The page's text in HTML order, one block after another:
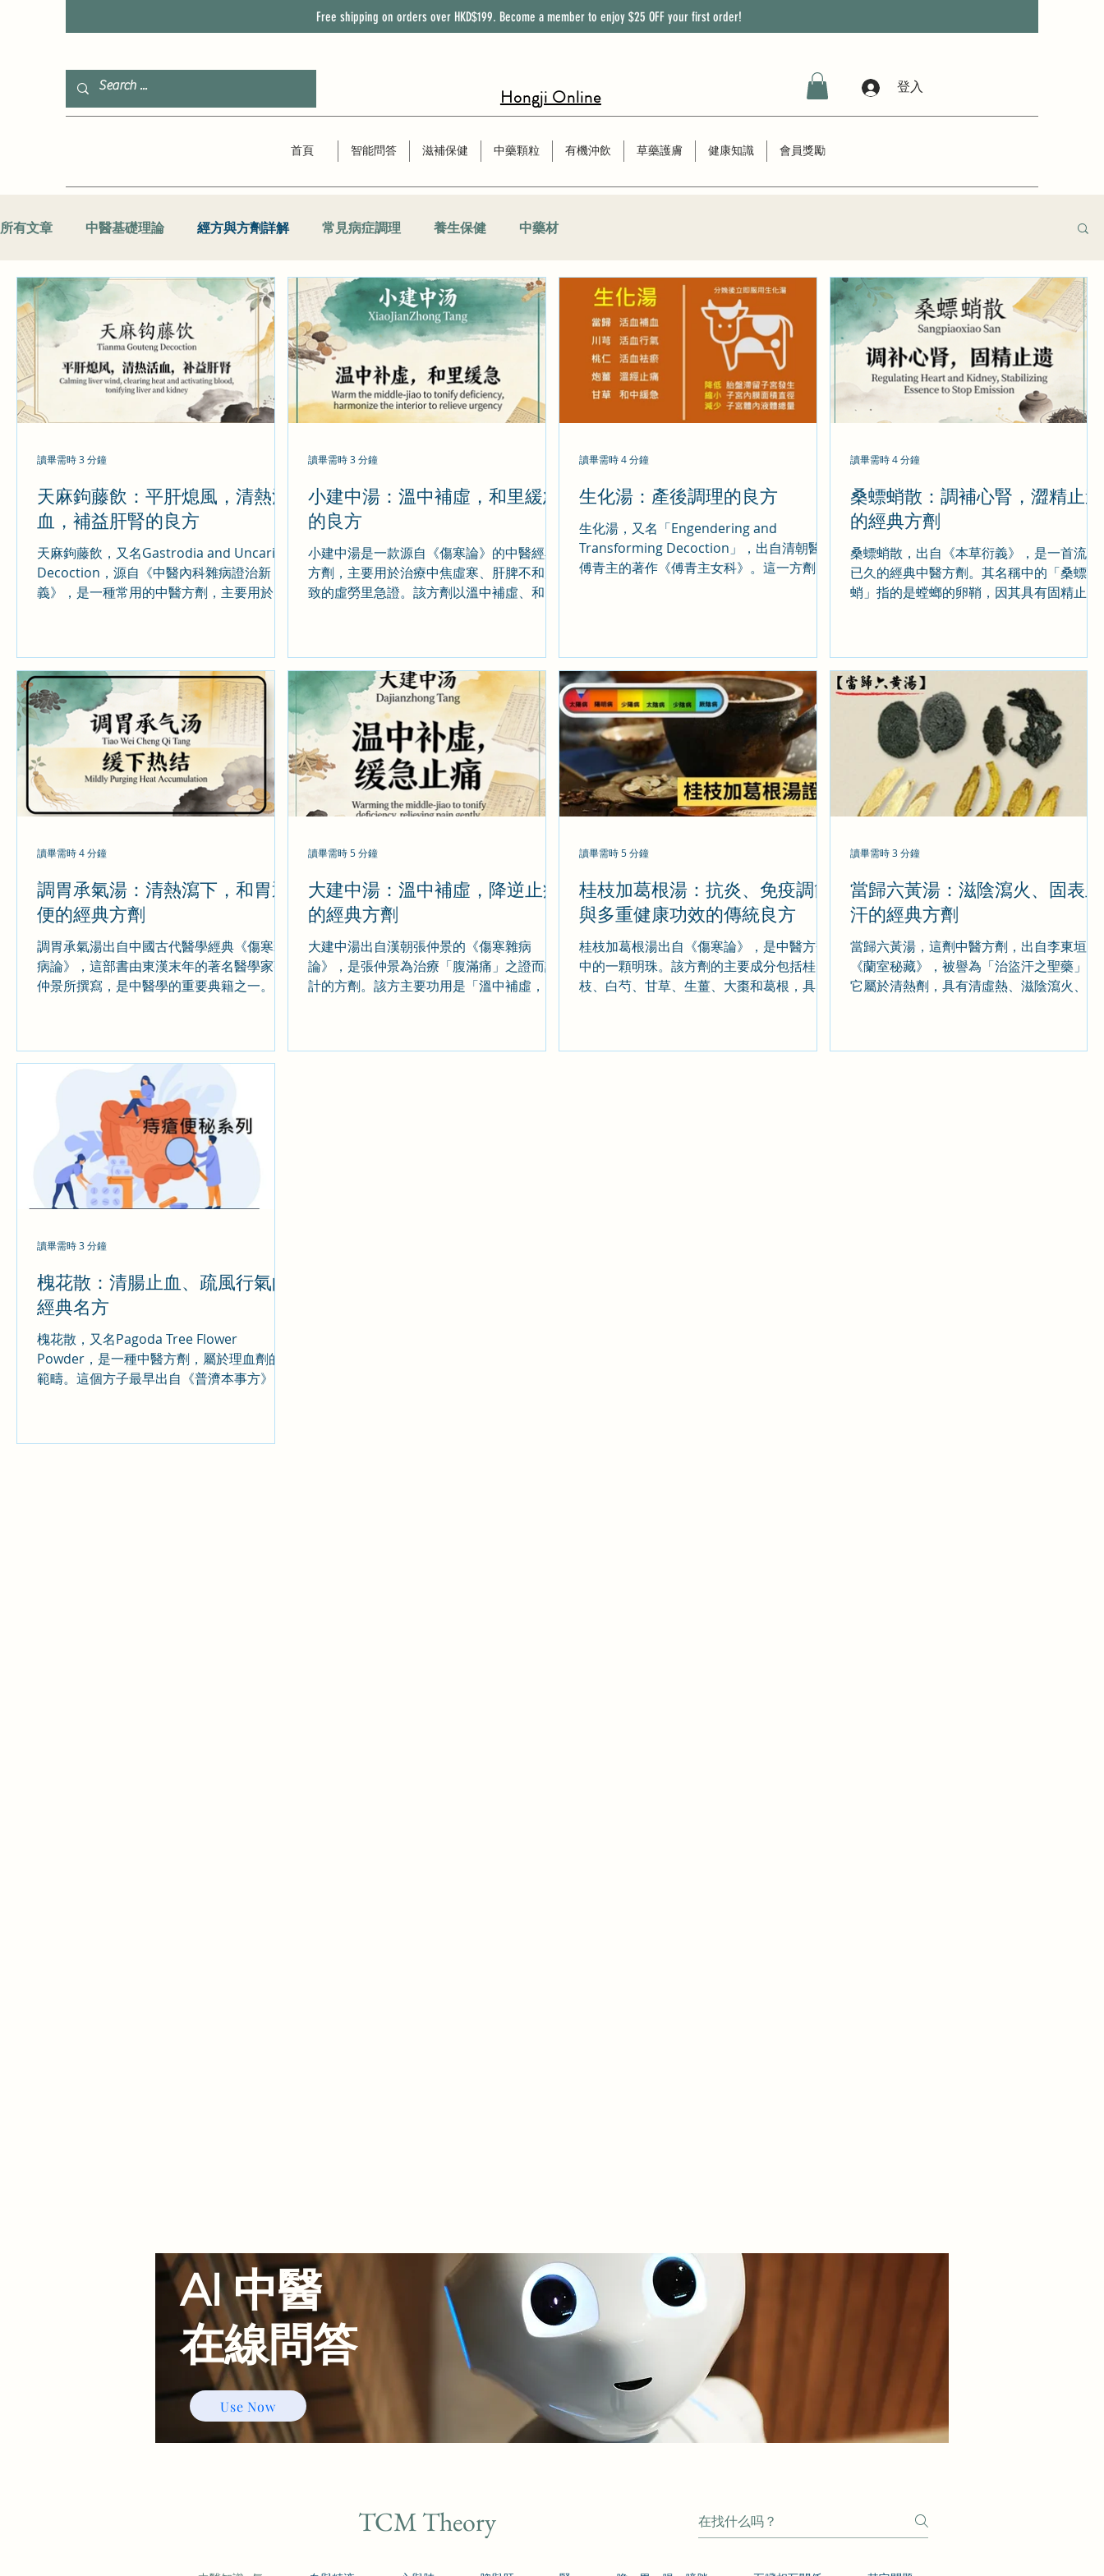
Free shipping on orders over HKD$199. Become a member to enjoy $25 OFF your first order!
Hongji Online 登入
首頁 智能問答 滋補保健 中藥顆粒 有機沖飲 草藥護膚 健康知識 會員獎勵
所有文章 中醫基礎理論 經方與方劑詳解 常見病症調理 養生保健 中藥材
天麻鉤藤飲：平肝熄風，清熱活
血，補益肝腎的良方
天麻鉤藤飲，又名Gastrodia and Uncaria
Decoction，源自《中醫內科雜病證治新
義》，是一種常用的中醫方劑，主要用於治
熄風、清熱活血、補益肝
讀畢需時 3 分鐘
小建中湯：溫中補虛，和里緩急
的良方
小建中湯是一款源自《傷寒論》的中醫經典
方劑，主要用於治療中焦虛寒、肝脾不和所
致的虛勞里急證。該方劑以溫中補虛、和里
止痛，調和陰陽，使中氣強健，陰陽氣血生
化有源。
讀畢需時 3 分鐘
生化湯：產後調理的良方
生化湯，又名「Engendering and
Transforming Decoction」，出自清朝醫家
傅青主的著作《傅青主女科》。這一方劑由
讀畢需時 4 分鐘
桑螵蛸散：調補心腎，澀精止遺
的經典方劑
桑螵蛸散，出自《本草衍義》，是一首流傳
已久的經典中醫方劑。其名稱中的「桑螵
蛸」指的是螳螂的卵鞘，因其具有固精止遺
讀畢需時 4 分鐘
調胃承氣湯：清熱瀉下，和胃通
便的經典方劑
調胃承氣湯出自中國古代醫學經典《傷寒雜
病論》，這部書由東漢末年的著名醫學家張
仲景所撰寫，是中醫學的重要典籍之一。調
導致胃腸道積熱，津液受損，從而引起一系
讀畢需時 4 分鐘
大建中湯：溫中補虛，降逆止痛
的經典方劑
大建中湯出自漢朝張仲景的《傷寒雜病
論》，是張仲景為治療「腹滿痛」之證而設
計的方劑。該方主要功用是「溫中補虛，降
讀畢需時 5 分鐘
桂枝加葛根湯：抗炎、免疫調節
與多重健康功效的傳統良方
桂枝加葛根湯出自《傷寒論》，是中醫方劑
中的一顆明珠。該方劑的主要成分包括桂
枝、白芍、甘草、生薑、大棗和葛根，具有
讀畢需時 5 分鐘
當歸六黃湯：滋陰瀉火、固表止
汗的經典方劑
當歸六黃湯，這劑中醫方劑，出自李東垣的
《蘭室秘藏》，被譽為「治盜汗之聖藥」。
它屬於清熱劑，具有清虛熱、滋陰瀉火、固
讀畢需時 3 分鐘
槐花散：清腸止血、疏風行氣的
經典名方
槐花散，又名Pagoda Tree Flower
Powder，是一種中醫方劑，屬於理血劑的
範疇。這個方子最早出自《普濟本事方》，
讀畢需時 3 分鐘
TCM Theory
Use Now
AI 中醫
​在線問答